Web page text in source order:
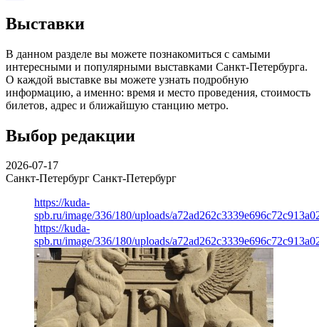
Выставки
В данном разделе вы можете познакомиться с самыми
интересными и популярными выставками Санкт-Петербурга.
О каждой выставке вы можете узнать подробную
информацию, а именно: время и место проведения, стоимость
билетов, адрес и ближайшую станцию метро.
Выбор редакции
2026-07-17
Санкт-Петербург Санкт-Петербург
https://kuda-
spb.ru/image/336/180/uploads/
https://kuda-
spb.ru/image/336/180/uploads/